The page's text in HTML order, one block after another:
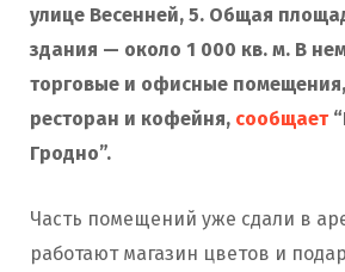
улице Весенней, 5. Общая
здания — около 1 000 кв. м. В
торговые и офисные
ресторан и кофейня, сообщает
Гродно”.
Часть помещений уже сдали в
работают магазин цветов и